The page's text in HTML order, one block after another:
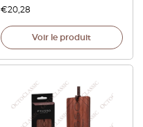
€20,28
Voir le produit